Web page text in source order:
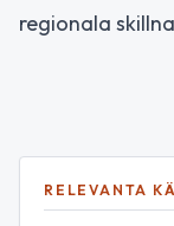
regionala
RELEVANTA